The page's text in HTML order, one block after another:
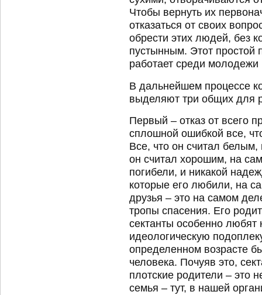
Чтобы вернуть их
отказаться от своих
обрести этих людей, без
пустынным. Этот простой
работает среди молодежи
В дальнейшем процессе
выделяют три общих для
Первый – отказ от всего
сплошной ошибкой все,
Все, что он считал
он считал хорошим, на
погибели, и никакой
которые его любили, на
друзья – это на самом
тропы спасения. Его
сектанты особенно любят
идеологическую
определенном возрасте
человека. Почуяв это,
плотские родители – это
семья – тут, в нашей